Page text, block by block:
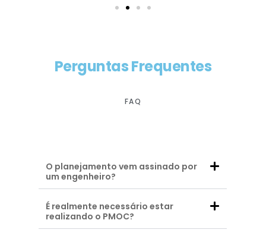
Perguntas Frequentes
FAQ
O planejamento vem assinado por
um engenheiro?
É realmente necessário estar
realizando o PMOC?